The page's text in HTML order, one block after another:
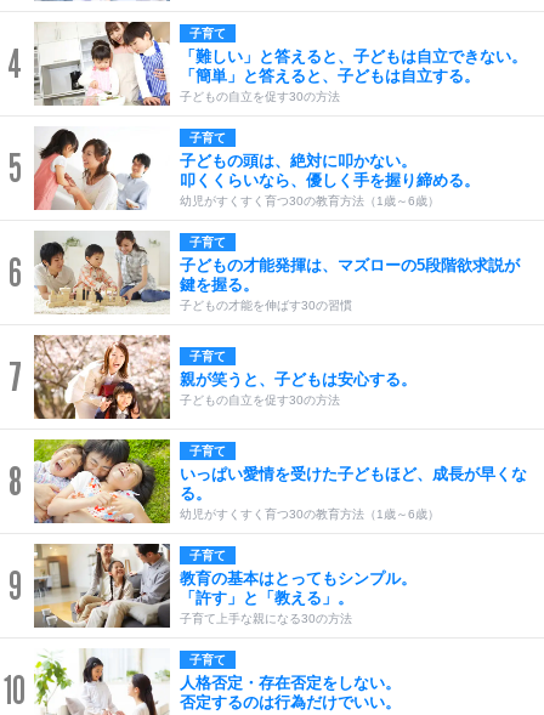
4
子育て
「難しい」と答えると、子どもは自立できない。
「簡単」と答えると、子どもは自立する。
子どもの自立を促す30の方法
5
子育て
子どもの頭は、絶対に叩かない。
叩くくらいなら、優しく手を握り締める。
幼児がすくすく育つ30の教育方法（1歳～6歳）
6
子育て
子どもの才能発揮は、マズローの5段階欲求説が
鍵を握る。
子どもの才能を伸ばす30の習慣
7 子育て
親が笑うと、子どもは安心する。
子どもの自立を促す30の方法
8
子育て
いっぱい愛情を受けた子どもほど、成長が早くな
る。
幼児がすくすく育つ30の教育方法（1歳～6歳）
9
子育て
教育の基本はとってもシンプル。
「許す」と「教える」。
子育て上手な親になる30の方法
10
子育て
人格否定・存在否定をしない。
否定するのは行為だけでいい。